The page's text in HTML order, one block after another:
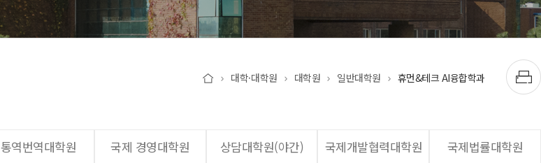
대학·대학원 대학원 일반대학원 휴먼&테크 AI융합학과
통역번역대학원 국제 경영대학원 상담대학원(야간) 국제개발협력대학원 국제법률대학원